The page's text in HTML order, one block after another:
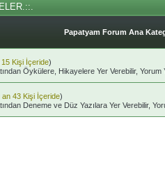
Papatyam Forum Ana
15 Kişi İçeride)
Öykülere, Hikayelere Yer Verebilir, Yorum
an 43 Kişi İçeride)
Deneme ve Düz Yazılara Yer Verebilir,